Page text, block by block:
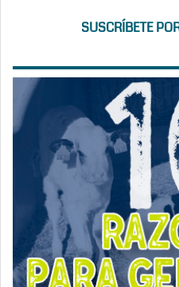
SUSCRÍBETE